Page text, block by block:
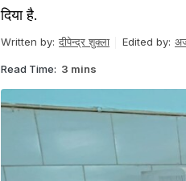
दिया है.
Written by: दीपेन्द्र शुक्ला Edited by:
Read Time: 3 mins